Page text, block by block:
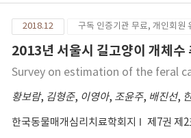
6마리가 접근하는 것을 각각 확인하였
행동권 분석을 통해 철새와 멸종위기종
시 고양이 개체군 관리방안을 마련할 필
2018.12 구독 인증기관 무료, 개인회원
2013년 서울시 길고양이 개체수
Survey on estimation of the feral
황보람, 김형준, 이영아, 조윤주, 배진선,
한국동물매개심리치료학회지 제7권 제2